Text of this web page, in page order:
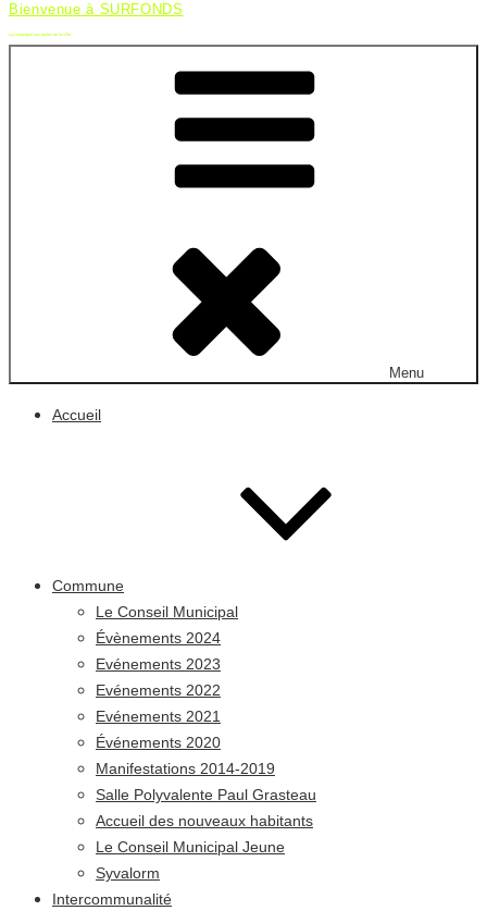
Bienvenue à SURFONDS
La campagne aux portes de la ville
Menu
Accueil
Commune
Le Conseil Municipal
Évènements 2024
Evénements 2023
Evénements 2022
Evénements 2021
Événements 2020
Manifestations 2014-2019
Salle Polyvalente Paul Grasteau
Accueil des nouveaux habitants
Le Conseil Municipal Jeune
Syvalorm
Intercommunalité